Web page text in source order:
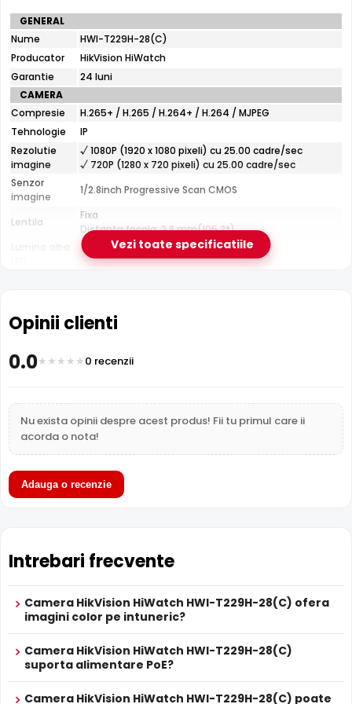
e-Camere.ro recomanda acest produs pentru:
curtea si exteriorul casei; instalari profesionale cu
cablare UTP structurata.
Tehnologie ColorVu
Cu tehnologiaColorVu, HikVision HiWatch HWI-T229H-
28(C) captureaza imagini vivide, color, chiar si in intuneric
total, datorita senzorului de inalta performanta si a LED-
urilor de lumina alba calda.
HikVision HiWatch HWI-T229H-28(C) are un
mecanic autoretractabil
sa treaca, imbunatatind vizibilitatea.
Specificatii
tehnice
HikVision
HiWatch
HWI-
T229H-
28(C)
GENERAL
Nume
HWI-T229H-28(C)
Producator
HikVision HiWatch
Garantie
24 luni
CAMERA
Compresie
H.265+ / H.265 / H.264+ / H.264 / MJPEG
Tehnologie
IP
Rezolutie
imagine
√ 1080P (1920 x 1080 pixeli) cu 25.00 cadre/sec
√ 720P (1280 x 720 pixeli) cu 25.00 cadre/sec
Senzor
imagine
1/2.8inch Progressive Scan CMOS
Lentila
Fixa
Distanta focala: 2.8 mm(105.2°)
30 m
Protectie
Exterior
Material
Temperatura (-30° ... 60°) Celsius
FUNCTII
Functii
Imagine
ColorVu, ROI, Filtru IR Mecanic, Infrarosu Inteligent,
3DNR, Digital WDR, BLC,
Slot Card
Nu
Wireless
Nu
Microfon
Nu
Difuzor
Nu
Alarma
Nu
Alte functii
greutate: 0.350 kg.
Alimentare
12V DC / 6.5 W
Alimentare
Da
Vezi toate specificatiile
Opinii clienti
0.0 0 recenzii
Nu exista opinii despre acest produs! Fii tu primul care ii
acorda o nota!
Adauga o recenzie
Intrebari frecvente
Camera HikVision HiWatch HWI-T229H-28(C) ofera
imagini color pe intuneric?
Camera HikVision HiWatch HWI-T229H-28(C)
suporta alimentare PoE?
Camera HikVision HiWatch HWI-T229H-28(C) poate